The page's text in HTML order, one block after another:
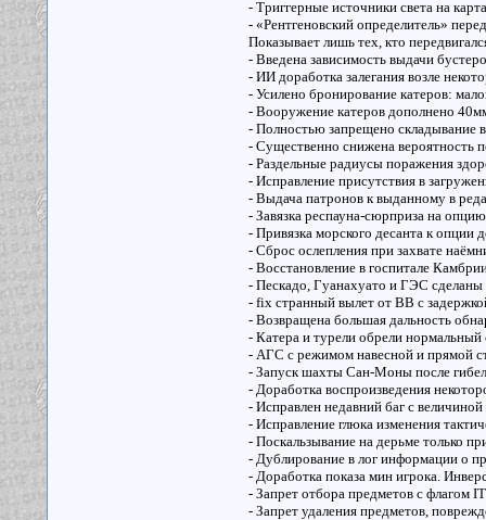
- Триггерные источники света на
- «Рентгеновский определитель»
Показывает лишь тех, кто
- Введена зависимость выдачи
- ИИ доработка залегания возле
- Усилено бронирование катеров:
- Вооружение катеров дополнено
- Полностью запрещено складывание
- Существенно снижена вероятность
- Раздельные радиусы поражения
- Исправление присутствия в
- Выдача патронов к выданному в
- Завязка респауна-сюрприза на
- Привязка морского десанта к опции
- Сброс ослепления при захвате
- Восстановление в госпитале
- Пескадо, Гуанахуато и ГЭС
- fix странный вылет от ВВ с
- Возвращена большая дальность
- Катера и турели обрели
- АГС с режимом навесной и прямой
- Запуск шахты Сан-Моны после
- Доработка воспроизведения
- Исправлен недавний баг с
- Исправление глюка изменения
- Поскальзывание на дерьме только
- Дублирование в лог информации о
- Доработка показа мин игрока.
- Запрет отбора предметов с флагом
- Запрет удаления предметов,